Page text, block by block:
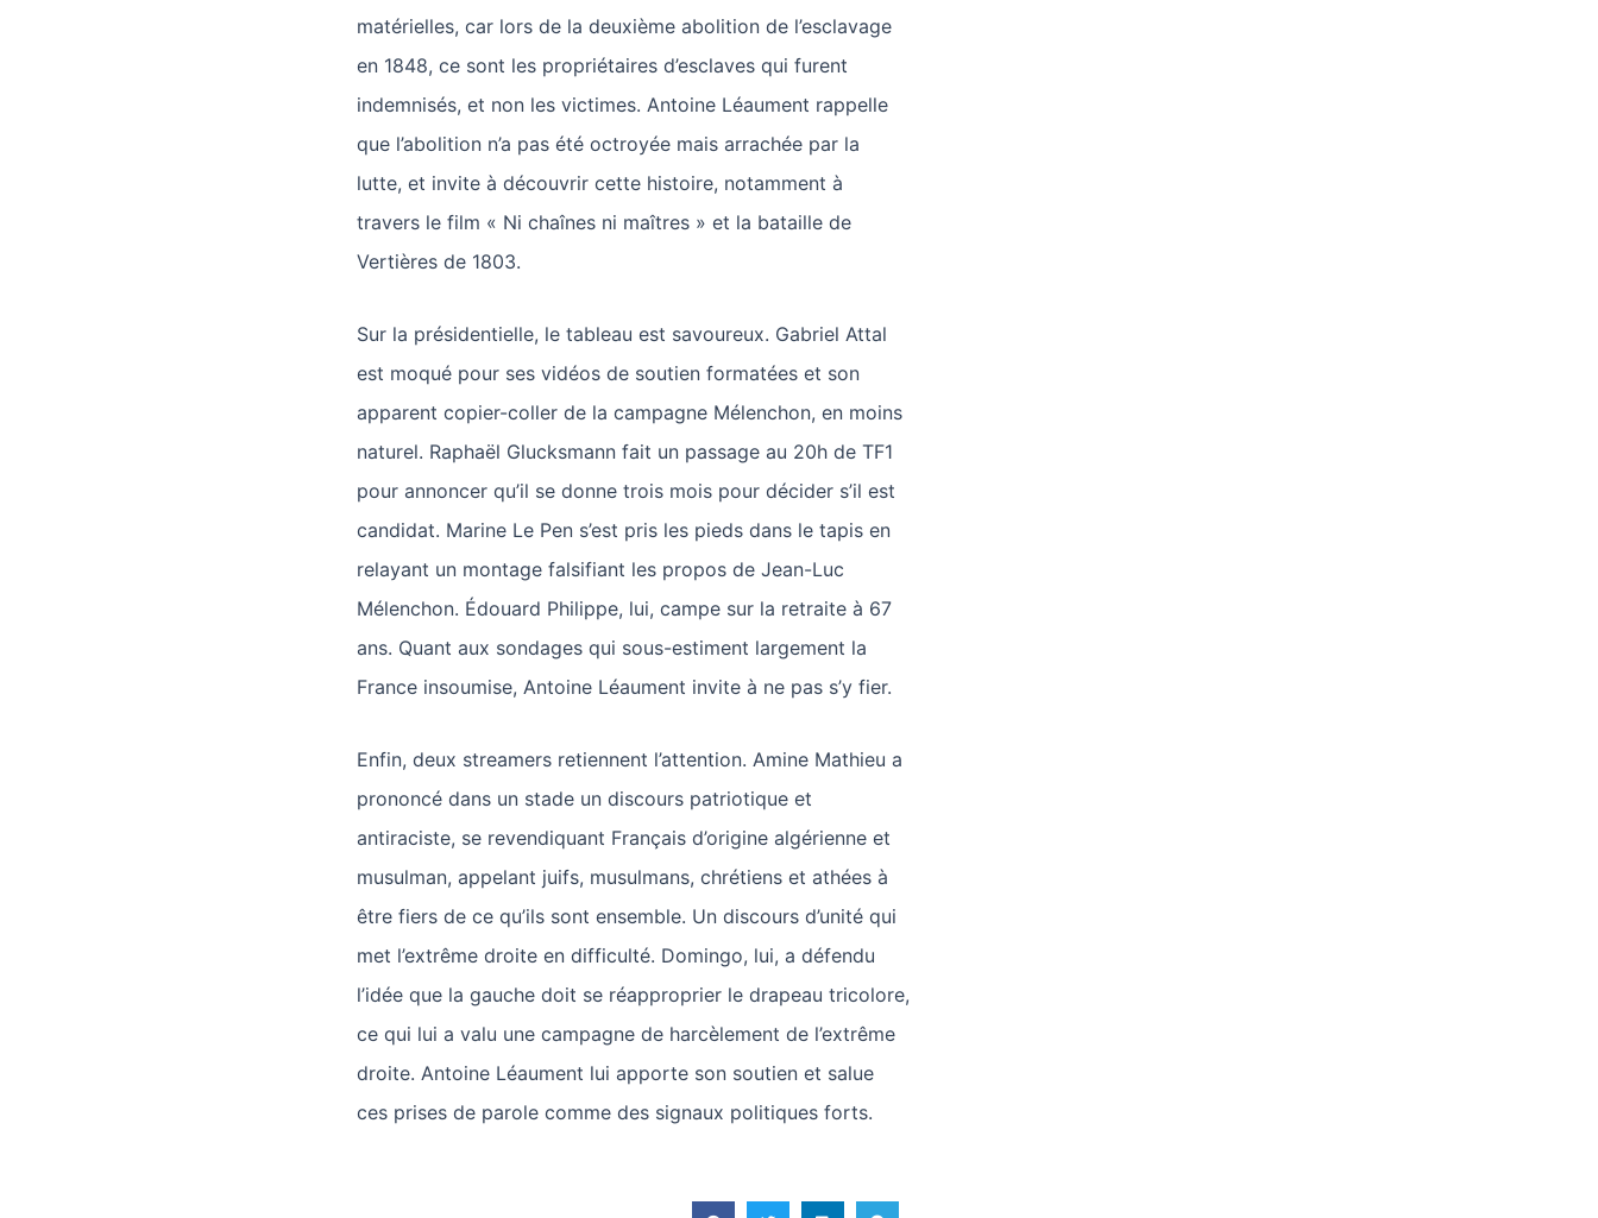
matérielles, car lors de la deuxième abolition de l’esclavage
en 1848, ce sont les propriétaires d’esclaves qui furent
indemnisés, et non les victimes. Antoine Léaument rappelle
que l’abolition n’a pas été octroyée mais arrachée par la
lutte, et invite à découvrir cette histoire, notamment à
travers le film « Ni chaînes ni maîtres » et la bataille de
Vertières de 1803.
Sur la présidentielle, le tableau est savoureux. Gabriel Attal
est moqué pour ses vidéos de soutien formatées et son
apparent copier-coller de la campagne Mélenchon, en moins
naturel. Raphaël Glucksmann fait un passage au 20h de TF1
pour annoncer qu’il se donne trois mois pour décider s’il est
candidat. Marine Le Pen s’est pris les pieds dans le tapis en
relayant un montage falsifiant les propos de Jean-Luc
Mélenchon. Édouard Philippe, lui, campe sur la retraite à 67
ans. Quant aux sondages qui sous-estiment largement la
France insoumise, Antoine Léaument invite à ne pas s’y fier.
Enfin, deux streamers retiennent l’attention. Amine Mathieu a
prononcé dans un stade un discours patriotique et
antiraciste, se revendiquant Français d’origine algérienne et
musulman, appelant juifs, musulmans, chrétiens et athées à
être fiers de ce qu’ils sont ensemble. Un discours d’unité qui
met l’extrême droite en difficulté. Domingo, lui, a défendu
l’idée que la gauche doit se réapproprier le drapeau tricolore,
ce qui lui a valu une campagne de harcèlement de l’extrême
droite. Antoine Léaument lui apporte son soutien et salue
ces prises de parole comme des signaux politiques forts.